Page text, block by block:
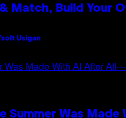
Match, Build Your
Usigan
Summer Was